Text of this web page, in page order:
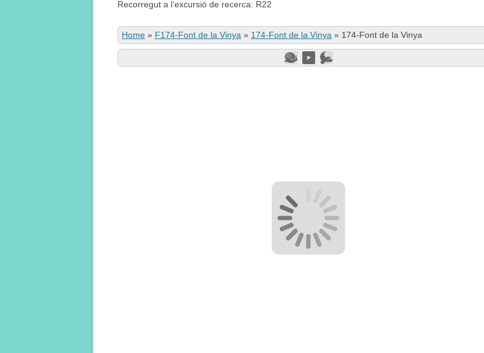
Recorregut a l’excursió de recerca: R22
Home » F174-Font de la Vinya » 174-Font de la Vinya » 174-Font de la Vinya